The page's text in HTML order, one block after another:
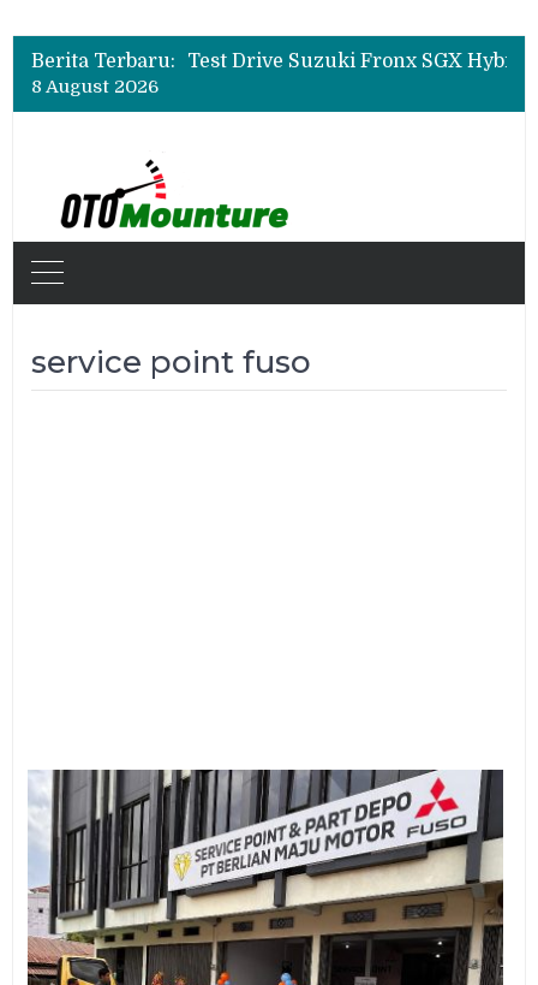
Berita Terbaru:
Beli Mobil Jangan Cuma Lihat Cicilan, TAF dan OJK Tekankan Pentingnya Literasi Keuangan
Beli Mobil Jangan Cuma Lihat Cicilan, TAF dan OJK Tekankan Pentingnya Literasi Keuangan
8 August 2026
service point fuso